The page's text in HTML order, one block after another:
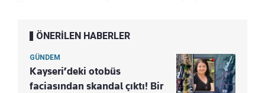
ÖNERİLEN HABERLER
GÜNDEM
Kayseri’deki otobüs
faciasından skandal çıktı! Bir